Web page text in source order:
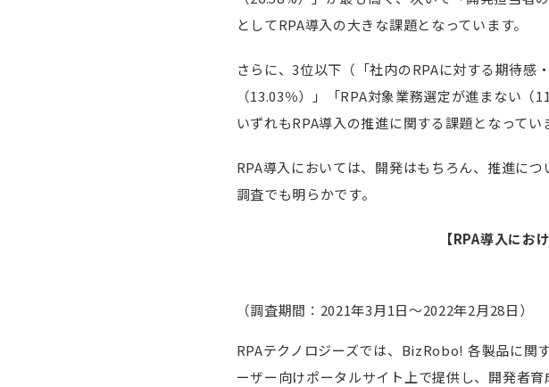
としてRPA導入の大きな課題となっています。
さらに、3位以下（「社内のRPAに対する期待感
（13.03％）」「RPA対象業務選定が進まない（
いずれもRPA導入の推進に関する課題となってい
RPA導入においては、開発はもちろん、推進に
調査でも明らかです。
【RPA導入にお
（調査期間：2021年3月1日～2022年2月28日）
RPAテクノロジーズでは、BizRobo! 各製品に
ーザー向けポータルサイト上で提供し、開発者